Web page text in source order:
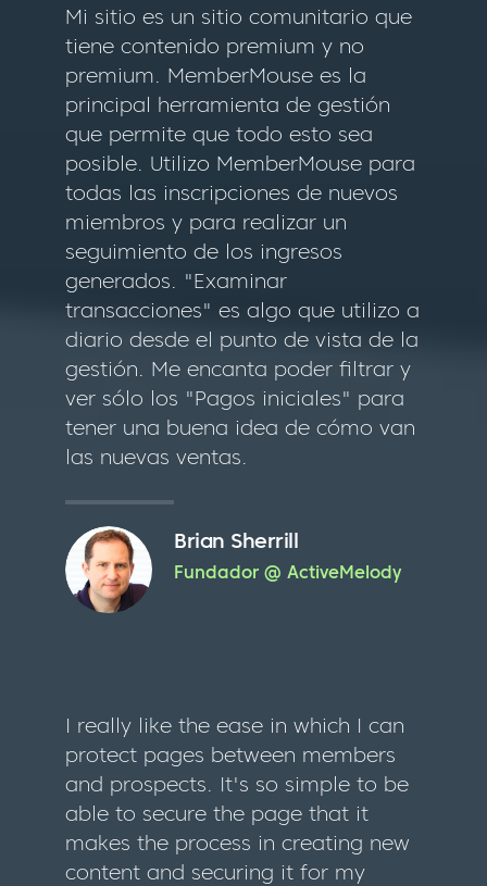
Mi sitio es un sitio comunitario que
tiene contenido premium y no
premium. MemberMouse es la
principal herramienta de gestión
que permite que todo esto sea
posible. Utilizo MemberMouse para
todas las inscripciones de nuevos
miembros y para realizar un
seguimiento de los ingresos
generados. "Examinar
transacciones" es algo que utilizo a
diario desde el punto de vista de la
gestión. Me encanta poder filtrar y
ver sólo los "Pagos iniciales" para
tener una buena idea de cómo van
las nuevas ventas.
Brian Sherrill
Fundador @ ActiveMelody
I really like the ease in which I can
protect pages between members
and prospects. It's so simple to be
able to secure the page that it
makes the process in creating new
content and securing it for my